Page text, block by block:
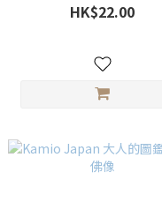
HK$22.00